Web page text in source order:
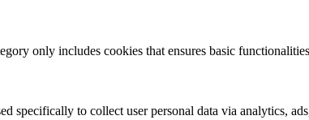
only includes cookies that ensures basic
to collect user personal data via analytics,